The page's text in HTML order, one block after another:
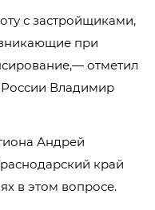
с застройщиками,
при
отметил
России Владимир
Андрей
край
в этом вопросе.